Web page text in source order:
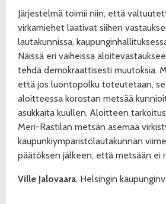
Järjestelmä toimii niin, että
virkamiehet laativat siihen
lautakunnissa,
Näissä eri vaiheissa
tehdä demokraattisesti muutoksia.
että jos luontopolku toteutetaan,
aloitteessa korostan metsää
asukkaita kuullen. Aloitteen
Meri-Rastilan metsän asemaa
kaupunkiympäristölautakunnan
päätöksen jälkeen, että metsään ei
Ville Jalovaara, Helsingin